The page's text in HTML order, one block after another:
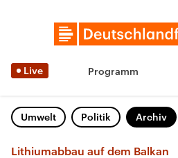
Live Programm
Umwelt Politik Archiv
Lithiumabbau auf dem Balkan